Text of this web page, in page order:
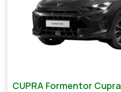
CUPRA Formentor Cupra